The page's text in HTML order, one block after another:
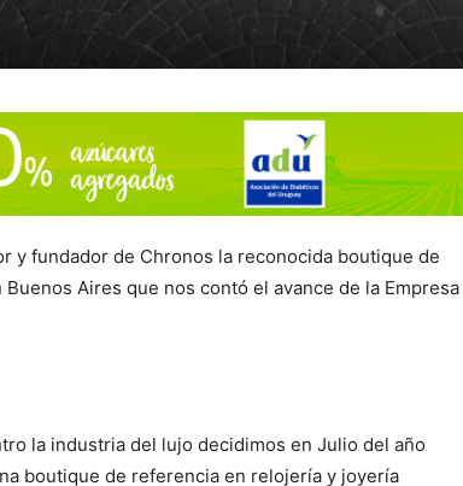
y fundador de Chronos la reconocida boutique de
Aires que nos contó el avance de la Empresa
la industria del lujo decidimos en Julio del año
boutique de referencia en relojería y joyería